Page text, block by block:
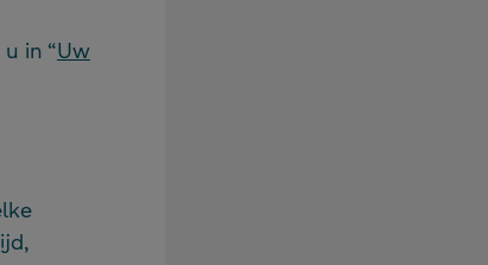
in “Uw